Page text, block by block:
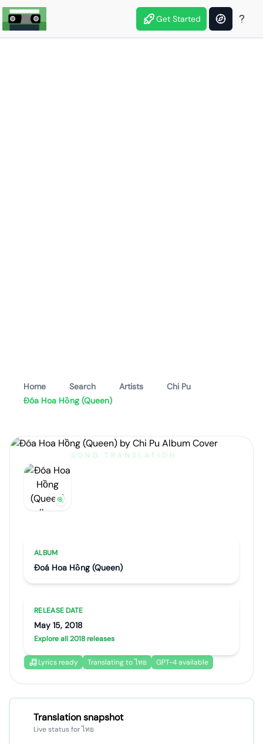
Get Started
Home Search Artists
Chi Pu
Đóa Hoa Hồng (Queen)
SONG TRANSLATION
ALBUM
Đoá Hoa Hồng (Queen)
RELEASE DATE
May 15, 2018
Explore all 2018 releases
Lyrics ready Translating to ไทย GPT-4 available
Translation snapshot
Live status for ไทย